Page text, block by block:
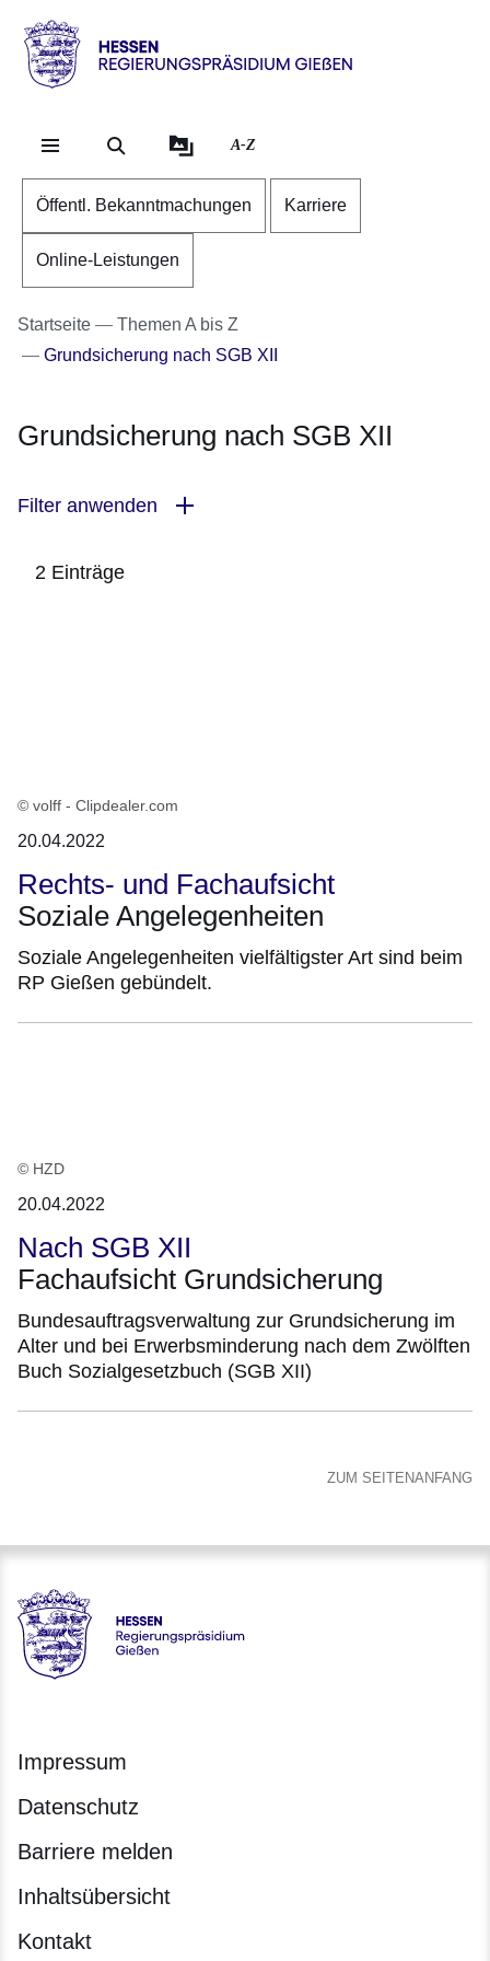
Direkt zum Kopf der
Direkt zum Inhalt
Direkt zum Fuß der
Hessen
RP
A-Z
Öffentl. Bekanntmachungen Karriere
Online-Leistungen
Startseite
Themen A bis Z
Grundsicherung nach SGB XII
Grundsicherung nach SGB XII
Filter anwenden
2 Einträge
© volff - Clipdealer.com
20.04.2022
Rechts- und Fachaufsicht
Soziale Angelegenheiten
Soziale Angelegenheiten vielfältigster Art sind beim
RP Gießen gebündelt.
© HZD
20.04.2022
Nach SGB XII
Fachaufsicht Grundsicherung
Bundesauftragsverwaltung zur Grundsicherung im
Alter und bei Erwerbsminderung nach dem Zwölften
Buch Sozialgesetzbuch (SGB XII)
ZUM SEITENANFANG
Hessen - Regierungspräsidium Gießen
Impressum
Datenschutz
Barriere melden
Inhaltsübersicht
Kontakt